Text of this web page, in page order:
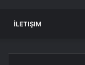
İLETIŞIM